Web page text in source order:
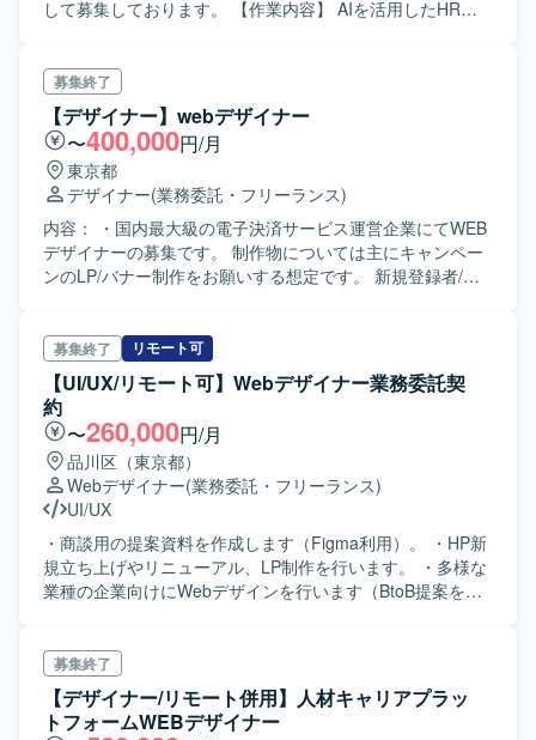
円滑にコミュニケーションを取りながら、要件や仕様を整
組んでいただける方が望ましいです。 【ポジションの魅
力】 フロントエンドからバックエンドまで一気通貫で関わ
ることができ、大規模なDX支援案件において技術面での意
思決定や品質向上に大きな裁量を持って携わることができ
ます。直取引案件において、ビジネス側との距離が近い環
境で開発をリードできる点も魅力です。モダンな技術スタ
ックや開発プロセスの整備にも主体的に関与していただけ
ます。 【開発環境】 言語はRuby、PHP、JavaScript、
TypeScriptを利用しております。フレームワークはRuby on
Dockerを利用しております。開発にはGitおよびGitHubを使
用し、アジャイル（スクラム）で進行しております。
して募集しております。 【作業内容】 AIを活用したHR領
ー、デザイナー、事業責任者と連携しながら要件定義や仕
様設計を行い、ユーザー課題や事業課題、マーケット仮説
を踏まえた技術的な実現方法を検討していただきます。
Claude Code、CursorなどのAI開発ツールを活用したプロ
トタイピングや開発効率化、新機能の設計・実装・リリー
ス・効果検証、ユーザーインタビューや定量データをもと
にした仮説検証および改善開発を推進していただきます。
また、フロントエンドからバックエンド、必要に応じたイ
ンフラや技術検証までを含めた開発をリードし、AIを活用
あわせて、開発体制、技術基盤、コード品質、開発プロセ
スの改善や、0→1フェーズにおける技術選定、アーキテク
チャ設計、開発優先順位の整理もお任せいたします。 【求
める人物像】 主体性を持って積極的に改善や提案ができる
方を求めております。新しい技術や未知の課題に対して柔
軟に対応し、積極的にチャレンジできる方、ユーザー視点
を持ちプロダクトを通じて社会に価値ある変化を生み出す
ことに情熱を持てる方を歓迎いたします。職種や役職、立
場を越えて連携し、チームとして最適解を導き出すことを
大切にできる方、変化の早い環境の中で自身の技術力や知
見を主体的にアップデートしていきたい方にマッチするポ
ジションです。 【ポジションの魅力】 事業をグロースさせ
せていく経験を積むことができます。企画から開発、運
用、効果測定まで、希望に応じてフルサイクルで担当する
ことができ、サービス運用やパフォーマンスチューニング
の経験、モダンな技術を用いた開発経験を得られる環境で
募集終了
【デザイナー】webデザイナー
〜400,000円/月
東京都
デザイナー(業務委託・フリーランス)
内容： ・国内最大級の電子決済サービス運営企業にてWEB
デザイナーの募集です。 制作物については主にキャンペー
ンのLP/バナー制作をお願いする想定です。 新規登録者/既
す。 ・バナー作成 ・LP作成 ・メルマガ配信の作成/デザイ
ン ・レギュレーション対応（トンマナ調整、行間や余白、
フォント調整など） ・MTG参加…etc.
募集終了 リモート可
【UI/UX/リモート可】Webデザイナー業務委託契
約
〜260,000円/月
品川区（東京都）
Webデザイナー(業務委託・フリーランス)
UI/UX
・商談用の提案資料を作成します（Figma利用）。 ・HP新
規立ち上げやリニューアル、LP制作を行います。 ・多様な
業種の企業向けにWebデザインを行います（BtoB提案を想
タイルが得意であることが望ましいです。
募集終了
【デザイナー/リモート併用】人材キャリアプラッ
トフォームWEBデザイナー